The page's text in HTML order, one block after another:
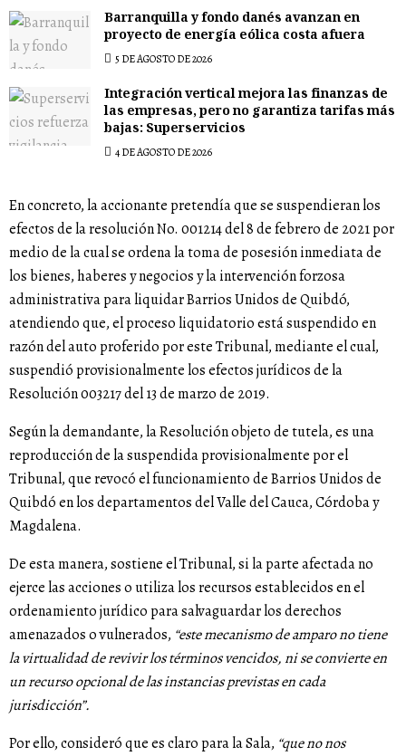
Barranquilla y fondo danés avanzan en
proyecto de energía eólica costa afuera
5 DE AGOSTO DE 2026
Integración vertical mejora las finanzas de
las empresas, pero no garantiza tarifas más
bajas: Superservicios
4 DE AGOSTO DE 2026
En concreto, la accionante pretendía que se suspendieran los
efectos de la resolución No. 001214 del 8 de febrero de 2021 por
medio de la cual se ordena la toma de posesión inmediata de
los bienes, haberes y negocios y la intervención forzosa
administrativa para liquidar Barrios Unidos de Quibdó,
atendiendo que, el proceso liquidatorio está suspendido en
razón del auto proferido por este Tribunal, mediante el cual,
suspendió provisionalmente los efectos jurídicos de la
Resolución 003217 del 13 de marzo de 2019.
Según la demandante, la Resolución objeto de tutela, es una
reproducción de la suspendida provisionalmente por el
Tribunal, que revocó el funcionamiento de Barrios Unidos de
Quibdó en los departamentos del Valle del Cauca, Córdoba y
Magdalena.
De esta manera, sostiene el Tribunal, si la parte afectada no
ejerce las acciones o utiliza los recursos establecidos en el
ordenamiento jurídico para salvaguardar los derechos
amenazados o vulnerados, “este mecanismo de amparo no tiene
la virtualidad de revivir los términos vencidos, ni se convierte en
un recurso opcional de las instancias previstas en cada
jurisdicción”.
Por ello, consideró que es claro para la Sala, “que no nos